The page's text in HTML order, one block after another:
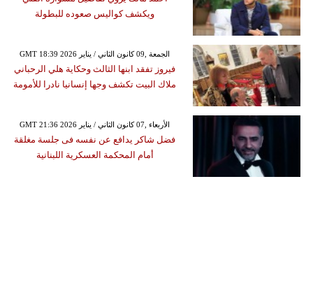
ويكشف كواليس صعوده للبطولة
GMT 18:39 2026 الجمعة ,09 كانون الثاني / يناير
فيروز تفقد ابنها الثالث وحكاية هلي الرحباني
ملاك البيت تكشف وجها إنسانيا نادرا للأمومة
GMT 21:36 2026 الأربعاء ,07 كانون الثاني / يناير
فضل شاكر يدافع عن نفسه فى جلسة مغلقة
أمام المحكمة العسكرية اللبنانية